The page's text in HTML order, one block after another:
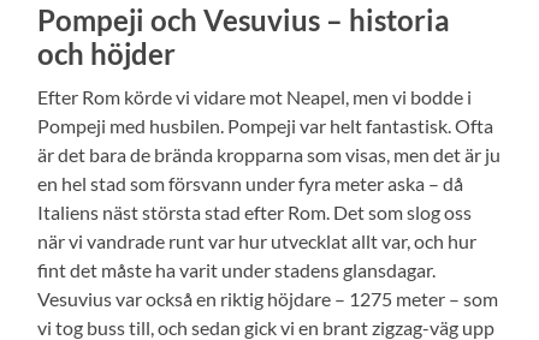
Pompeji och Vesuvius – historia
och höjder
Efter Rom körde vi vidare mot Neapel, men vi bodde i
Pompeji med husbilen. Pompeji var helt fantastisk. Ofta
är det bara de brända kropparna som visas, men det är ju
en hel stad som försvann under fyra meter aska – då
Italiens näst största stad efter Rom. Det som slog oss
när vi vandrade runt var hur utvecklat allt var, och hur
fint det måste ha varit under stadens glansdagar.
Vesuvius var också en riktig höjdare – 1275 meter – som
vi tog buss till, och sedan gick vi en brant zigzag-väg upp